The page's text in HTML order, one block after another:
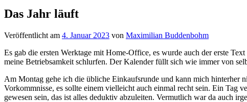
Das Jahr läuft
Veröffentlicht am 4. Januar 2023 von Maximilian Buddenbohm
Es gab die ersten Werktage mit Home-Office, es wurde auch der erste
meine Betriebsamkeit schlurfen. Der Kalender füllt sich wie immer von
Am Montag gehe ich die übliche Einkaufsrunde und kann mich hinterher
Vorkommnisse, es sollte einem vielleicht auch einmal recht sein. Ein Tag
gewesen sein, das ist alles deduktiv abzuleiten. Vermutlich war da auch